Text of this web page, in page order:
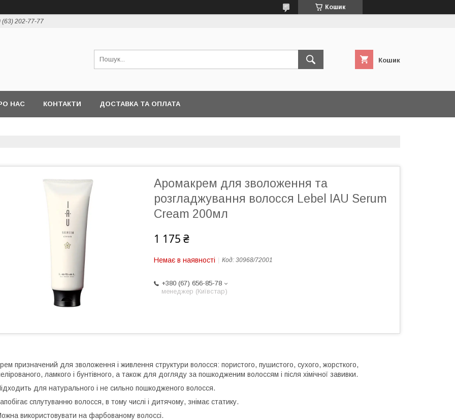
Кошик
(63) 202-77-77
Кошик
НАС КОНТАКТИ ДОСТАВКА ТА ОПЛАТА
Аромакрем для зволоження та
розгладжування волосся Lebel IAU Serum
Cream 200мл
1 175 ₴
Немає в наявності Код: 30968/72001
+380 (67) 656-85-78
менеджер (Київстар)
призначений для зволоження і живлення структури волосся: пористого, пушистого, сухого, жорсткого,
ламкого і бунтівного, а також для догляду за пошкодженим волоссям і після хімічної завивки.
для натурального і не сильно пошкодженого волосся.
сплутуванню волосся, в тому числі і дитячому, знімає статику.
використовувати на фарбованому волоссі.